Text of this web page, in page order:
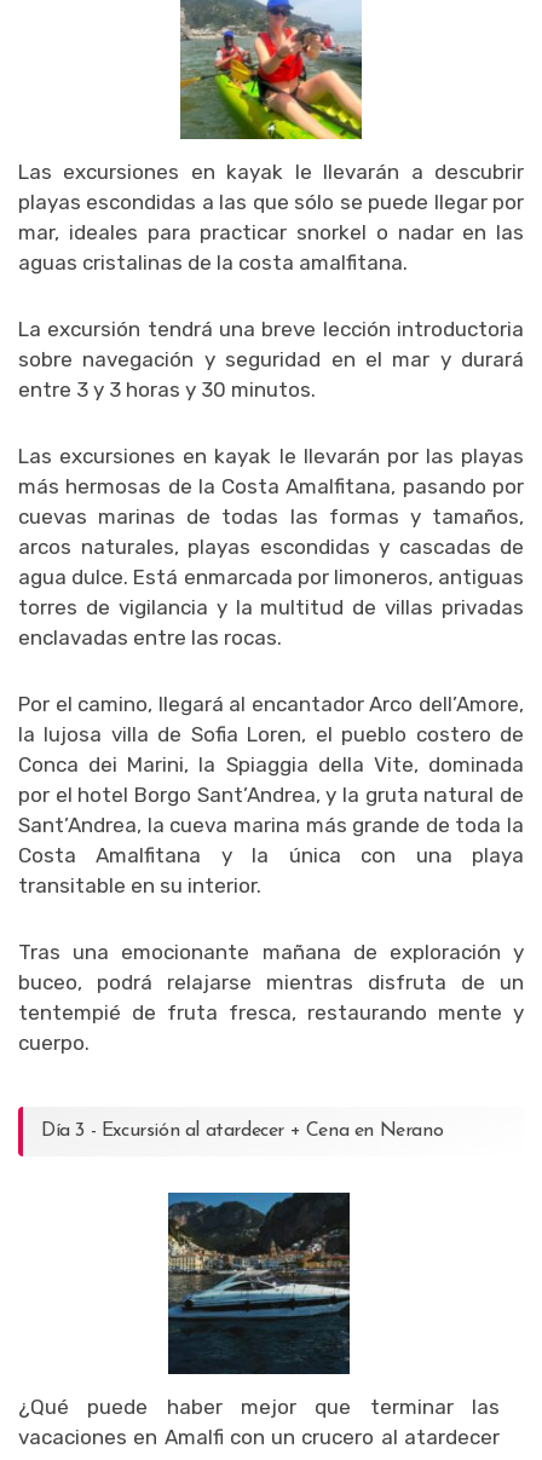
Las excursiones en kayak le llevarán a descubrir
playas escondidas a las que sólo se puede llegar por
mar, ideales para practicar snorkel o nadar en las
aguas cristalinas de la costa amalfitana.
La excursión tendrá una breve lección introductoria
sobre navegación y seguridad en el mar y durará
entre 3 y 3 horas y 30 minutos.
Las excursiones en kayak le llevarán por las playas
más hermosas de la Costa Amalfitana, pasando por
cuevas marinas de todas las formas y tamaños,
arcos naturales, playas escondidas y cascadas de
agua dulce. Está enmarcada por limoneros, antiguas
torres de vigilancia y la multitud de villas privadas
enclavadas entre las rocas.
Por el camino, llegará al encantador Arco dell’Amore,
la lujosa villa de Sofia Loren, el pueblo costero de
Conca dei Marini, la Spiaggia della Vite, dominada
por el hotel Borgo Sant’Andrea, y la gruta natural de
Sant’Andrea, la cueva marina más grande de toda la
Costa Amalfitana y la única con una playa
transitable en su interior.
Tras una emocionante mañana de exploración y
buceo, podrá relajarse mientras disfruta de un
tentempié de fruta fresca, restaurando mente y
cuerpo.
Día 3 - Excursión al atardecer + Cena en Nerano
¿Qué puede haber mejor que terminar las
vacaciones en Amalfi con un crucero al atardecer